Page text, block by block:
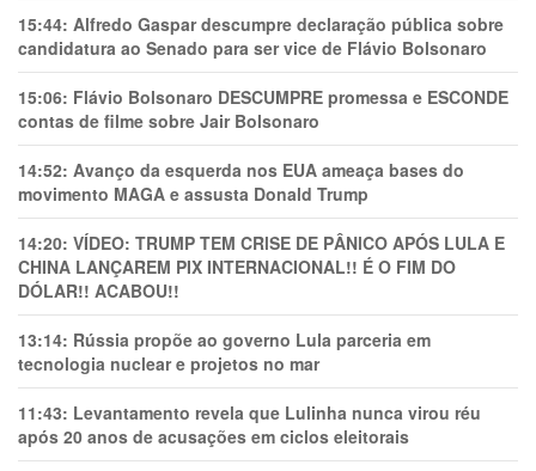
15:44: Alfredo Gaspar descumpre declaração pública sobre
candidatura ao Senado para ser vice de Flávio Bolsonaro
15:06: Flávio Bolsonaro DESCUMPRE promessa e ESCONDE
contas de filme sobre Jair Bolsonaro
14:52: Avanço da esquerda nos EUA ameaça bases do
movimento MAGA e assusta Donald Trump
14:20: VÍDEO: TRUMP TEM CRlSE DE PÂNlCO APÓS LULA E
CHINA LANÇAREM PIX INTERNACIONAL!! É O FIM DO
DÓLAR!! ACABOU!!
13:14: Rússia propõe ao governo Lula parceria em
tecnologia nuclear e projetos no mar
11:43: Levantamento revela que Lulinha nunca virou réu
após 20 anos de acusações em ciclos eleitorais